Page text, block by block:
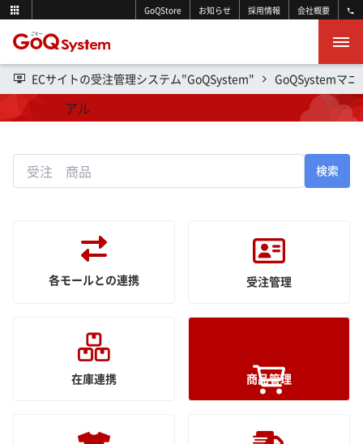
GoQStore お知らせ 採用情報 会社概要
ECサイトの受注管理システム"GoQSystem" GoQSystemマニ
操作マニュアル
検索
各モールとの連携 受注管理
在庫連携 商品管理